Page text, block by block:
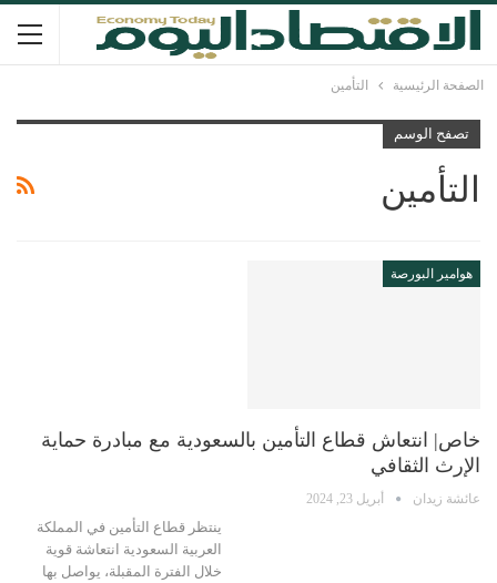
الصفحة الرئيسية التأمين
تصفح الوسم
التأمين
هوامير البورصة
خاص| انتعاش قطاع التأمين بالسعودية مع مبادرة حماية
الإرث الثقافي
عائشة زيدان أبريل 23, 2024
ينتظر قطاع التأمين في المملكة
العربية السعودية انتعاشة قوية
خلال الفترة المقبلة، يواصل بها